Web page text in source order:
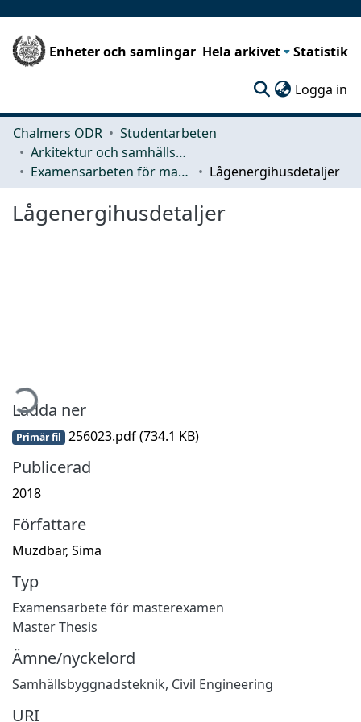
Enheter och samlingar Hela arkivet Statistik
Logga in
Chalmers ODR
Studentarbeten
Arkitektur och samhällsbyggnadsteknik (ACE)
Examensarbeten för masterexamen
Lågenergihusdetaljer
Lågenergihusdetaljer
Ladda ner
Primär fil 256023.pdf(734.1 KB)
Publicerad
2018
Författare
Muzdbar, Sima
Typ
Examensarbete för masterexamen
Master Thesis
Ämne/nyckelord
Samhällsbyggnadsteknik, Civil Engineering
URI